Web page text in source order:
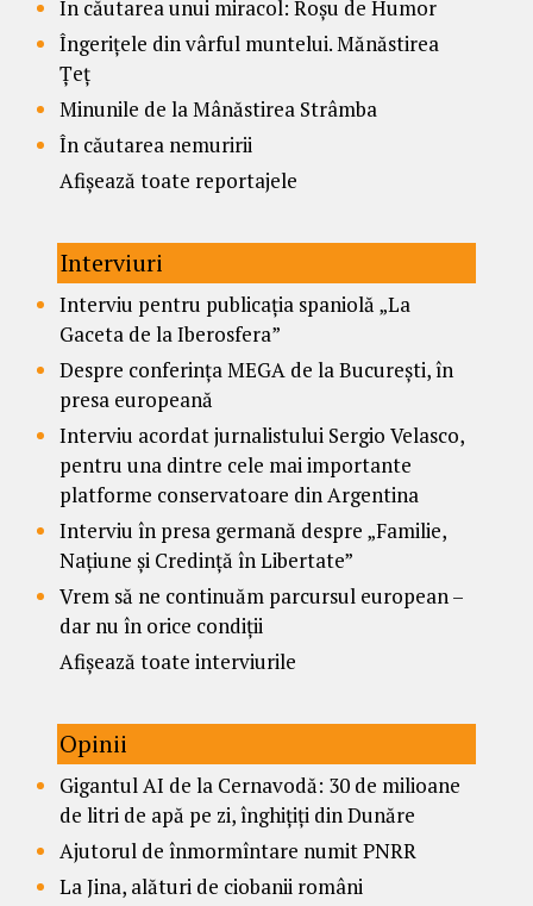
În căutarea unui miracol: Roșu de Humor
Îngerițele din vârful muntelui. Mănăstirea
Țeț
Minunile de la Mânăstirea Strâmba
În căutarea nemuririi
Afișează toate reportajele
Interviuri
Interviu pentru publicația spaniolă „La
Gaceta de la Iberosfera”
Despre conferința MEGA de la București, în
presa europeană
Interviu acordat jurnalistului Sergio Velasco,
pentru una dintre cele mai importante
platforme conservatoare din Argentina
Interviu în presa germană despre „Familie,
Națiune și Credință în Libertate”
Vrem să ne continuăm parcursul european –
dar nu în orice condiții
Afișează toate interviurile
Opinii
Gigantul AI de la Cernavodă: 30 de milioane
de litri de apă pe zi, înghițiți din Dunăre
Ajutorul de înmormîntare numit PNRR
La Jina, alături de ciobanii români